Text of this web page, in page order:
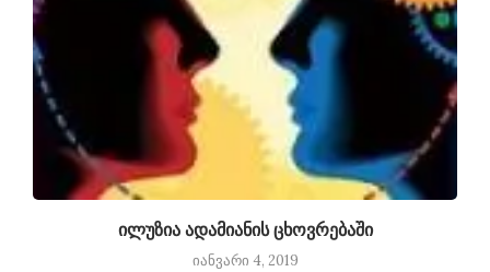
ილუზია ადამიანის ცხოვრებაში
იანვარი 4, 2019